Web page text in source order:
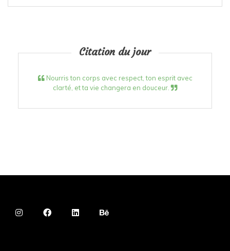
Citation du jour
Nourris ton corps avec respect, ton esprit avec
clarté, et ta vie changera en douceur.